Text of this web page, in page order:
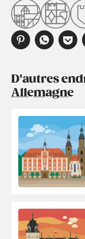
D'autres
Allemagne